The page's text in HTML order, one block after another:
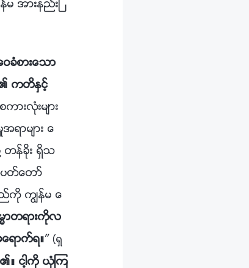
အားနည္းၿ
ဝခံစားေသာ
၏ ကတိႏွင့္
ားလုံးမ်ား
ရာမ်ား ေ
တန္ခိုး ရွိသ
ပတ္ေတာ္
ကြၽန္မ ေ
ၼာတရားကိုလ
ရာက္ရ။” (ရွ
၏။ ငါ့ကို ယုံၾက